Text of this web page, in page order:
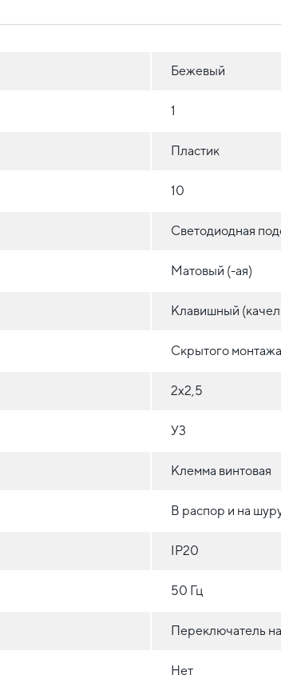
Бежевый
1
Пластик
10
Светодиодная
Матовый (-ая)
Клавишный
Скрытого
2х2,5
У3
Клемма винтовая
В распор и на
IP20
50 Гц
Переключатель
Нет